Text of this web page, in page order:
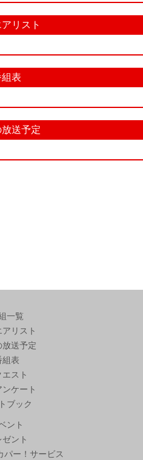
リスト
表
送予定
一覧
リスト
送予定
組表
エスト
ケート
ブック
ント
ント
パー！サービス